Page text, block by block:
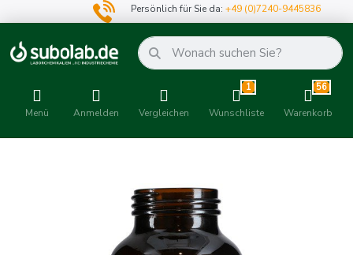
Persönlich für Sie da:+49 (0)7240-9445836
Menü Anmelden Vergleichen
1
Wunschliste
56
Warenkorb